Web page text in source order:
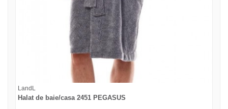
LandL
Halat de baie/casa 2451 PEGASUS